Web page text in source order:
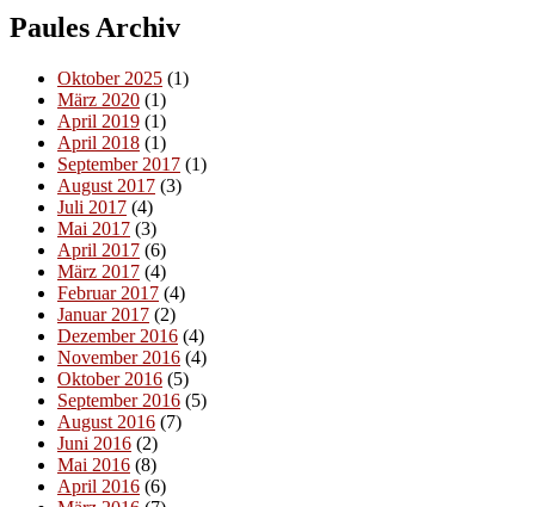
Paules Archiv
Oktober 2025 (1)
März 2020 (1)
April 2019 (1)
April 2018 (1)
September 2017 (1)
August 2017 (3)
Juli 2017 (4)
Mai 2017 (3)
April 2017 (6)
März 2017 (4)
Februar 2017 (4)
Januar 2017 (2)
Dezember 2016 (4)
November 2016 (4)
Oktober 2016 (5)
September 2016 (5)
August 2016 (7)
Juni 2016 (2)
Mai 2016 (8)
April 2016 (6)